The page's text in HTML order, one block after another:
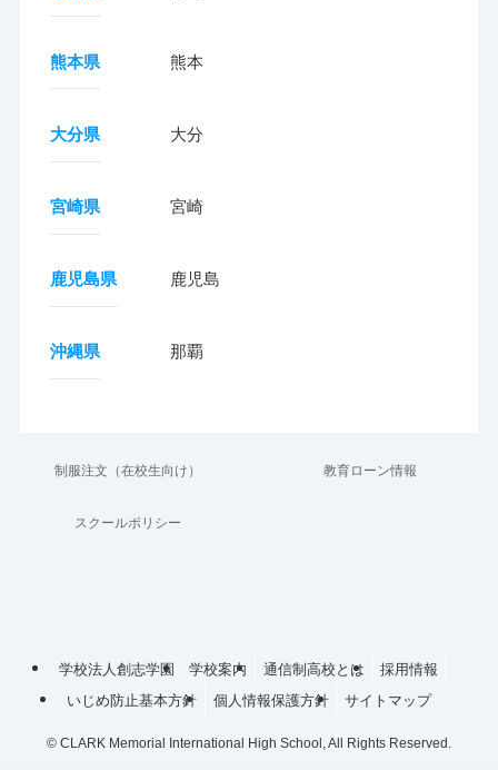
熊本県 熊本
大分県 大分
宮崎県 宮崎
鹿児島県 鹿児島
沖縄県 那覇
制服注文（在校生向け） 教育ローン情報
スクールポリシー
学校法人創志学園 学校案内 通信制高校とは
採用情報
いじめ防止基本方針
個人情報保護方針 サイトマップ
© CLARK Memorial International High School, All Rights Reserved.